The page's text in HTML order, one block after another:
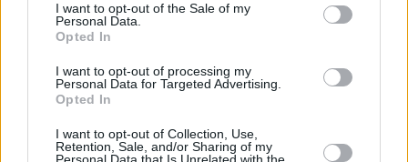
I want to opt-out of the Sale of my
Personal Data.
Opted In
I want to opt-out of processing my
Personal Data for Targeted Advertising.
Opted In
I want to opt-out of Collection, Use,
Retention, Sale, and/or Sharing of my
vecumā tādas iespējas ir tuvu nullei, un tas invaliditātes
ekspertīzē tiek ņemts vērā.
– Cilvēkam piešķirta noteikta invaliditātes grupa uz diviem
gadiem, bet viņš jūtas arvien sliktāk un sliktāk. Vai var
Māris Andersons:Nav nekādu ierobežojumu, cik bieži drīkst